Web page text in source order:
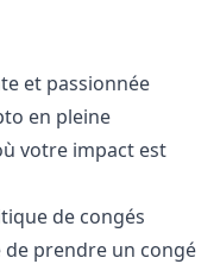
et passionnée
en pleine
votre impact est
de congés
prendre un congé